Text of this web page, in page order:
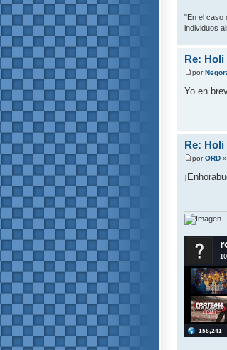
"En el caso
individuos
Re: Holi
por
Yo en
Re: Holi
porORD